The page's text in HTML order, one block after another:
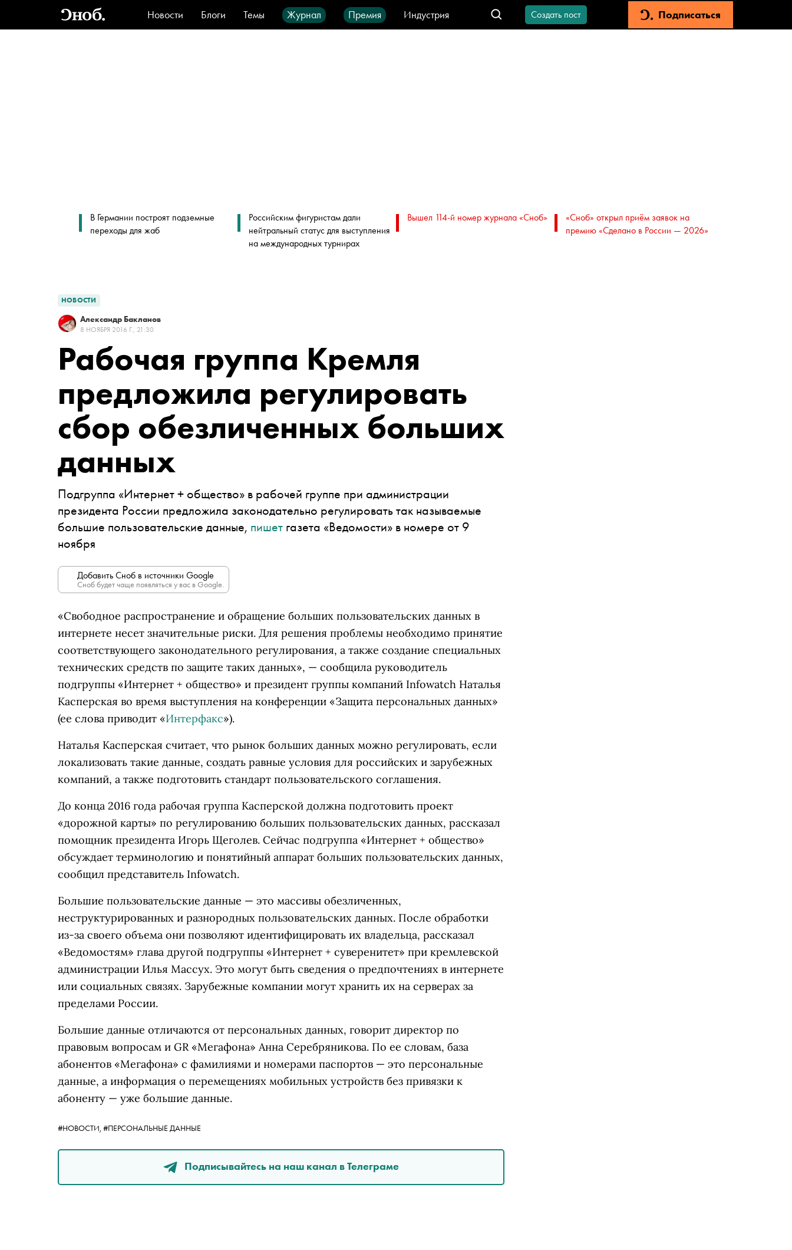
Новости Блоги Темы Журнал Премия
Индустрия
Стиль
Видео Город IT-продукты
Создать пост Подписаться
В Германии построят подземные
переходы для жаб
Российским фигуристам дали
нейтральный статус для выступления
на международных турнирах
Вышел 114-й номер журнала «Сноб»
«Сноб» открыл приём заявок на
премию «Сделано в России — 2026»
НОВОСТИ
Александр Бакланов
8 НОЯБРЯ 2016 Г., 21:30
Рабочая группа Кремля
предложила регулировать
сбор обезличенных больших
данных
Подгруппа «Интернет + общество» в рабочей группе при администрации
президента России предложила законодательно регулировать так называемые
большие пользовательские данные, пишет газета «Ведомости» в номере от 9
ноября
Добавить Сноб в источники Google
Сноб будет чаще появляться у вас в Google.
«Свободное распространение и обращение больших пользовательских данных в
интернете несет значительные риски. Для решения проблемы необходимо принятие
соответствующего законодательного регулирования, а также создание специальных
технических средств по защите таких данных», — сообщила руководитель
подгруппы «Интернет + общество» и президент группы компаний Infowatch Наталья
Касперская во время выступления на конференции «Защита персональных данных»
(ее слова приводит «Интерфакс»).
Наталья Касперская считает, что рынок больших данных можно регулировать, если
локализовать такие данные, создать равные условия для российских и зарубежных
компаний, а также подготовить стандарт пользовательского соглашения.
До конца 2016 года рабочая группа Касперской должна подготовить проект
«дорожной карты» по регулированию больших пользовательских данных, рассказал
помощник президента Игорь Щеголев. Сейчас подгруппа «Интернет + общество»
обсуждает терминологию и понятийный аппарат больших пользовательских данных,
сообщил представитель Infowatch.
Большие пользовательские данные — это массивы обезличенных,
неструктурированных и разнородных пользовательских данных. После обработки
из-за своего объема они позволяют идентифицировать их владельца, рассказал
«Ведомостям» глава другой подгруппы «Интернет + суверенитет» при кремлевской
администрации Илья Массух. Это могут быть сведения о предпочтениях в интернете
или социальных связях. Зарубежные компании могут хранить их на серверах за
пределами России.
Большие данные отличаются от персональных данных, говорит директор по
правовым вопросам и GR «Мегафона» Анна Серебряникова. По ее словам, база
абонентов «Мегафона» с фамилиями и номерами паспортов — это персональные
данные, а информация о перемещениях мобильных устройств без привязки к
абоненту — уже большие данные.
#НОВОСТИ, #ПЕРСОНАЛЬНЫЕ ДАННЫЕ
Подписывайтесь на наш канал в Телеграме